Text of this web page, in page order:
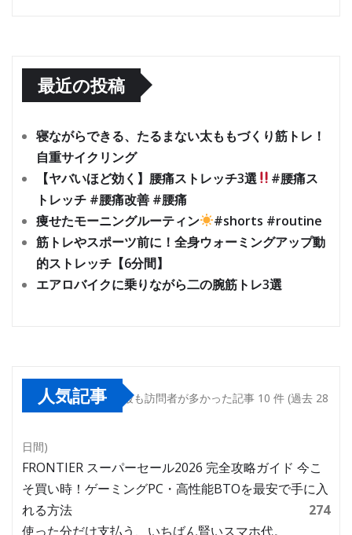
最近の投稿
寝ながらできる、たるまない太ももづくり筋トレ！
自重サイクリング
【ヤバいほど効く】腰痛ストレッチ3選
#腰痛ス
トレッチ #腰痛改善 #腰痛
痩せたモーニングルーティン
#shorts #routine
筋トレやスポーツ前に！全身ウォーミングアップ動
的ストレッチ【6分間】
エアロバイクに乗りながら二の腕筋トレ3選
人気記事 最も訪問者が多かった記事 10 件 (過去 28
日間)
FRONTIER スーパーセール2026 完全攻略ガイド 今こ
そ買い時！ゲーミングPC・高性能BTOを最安で手に入
れる方法
274
使った分だけ支払う、いちばん賢いスマホ代。